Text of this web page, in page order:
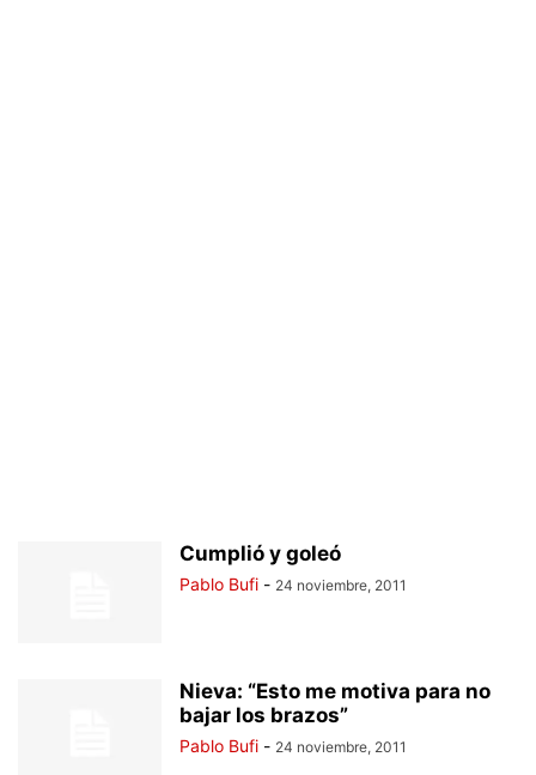
Cumplió y goleó
Pablo Bufi - 24 noviembre, 2011
Nieva: “Esto me motiva para no
bajar los brazos”
Pablo Bufi - 24 noviembre, 2011